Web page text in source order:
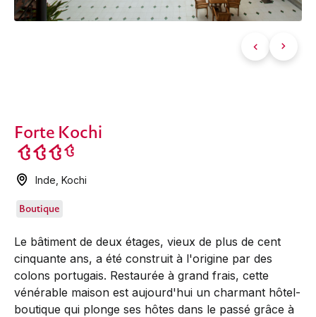
Forte Kochi
Inde ,Kochi
Boutique
Le bâtiment de deux étages, vieux de plus de cent
cinquante ans, a été construit à l'origine par des
colons portugais. Restaurée à grand frais, cette
vénérable maison est aujourd'hui un charmant hôtel-
boutique qui plonge ses hôtes dans le passé grâce à